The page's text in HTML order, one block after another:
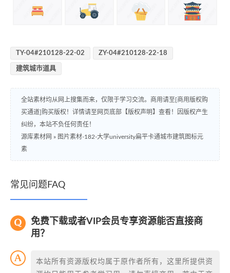
TY-04#210128-22-02 ZY-04#210128-22-18
建筑城市道具
全站素材均从网上搜集而来，仅限于学习交流。商用请至[商用版权购
买通道]购买版权！详情请至网页底部【版权声明】查看！因版权产生
纠纷，本站不负任何责任！
源库素材网 » 图片素材-182-大学university扁平卡通城市建筑图标元
素
常见问题FAQ
免费下载或者VIP会员专享资源能否直接商
用？
本站所有资源版权均属于原作者所有，这里所提供资